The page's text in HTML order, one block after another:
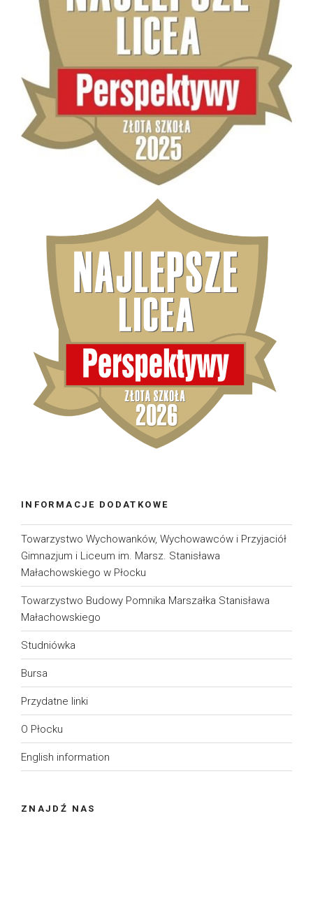
INFORMACJE DODATKOWE
Towarzystwo Wychowanków, Wychowawców i Przyjaciół
Gimnazjum i Liceum im. Marsz. Stanisława
Małachowskiego w Płocku
Towarzystwo Budowy Pomnika Marszałka Stanisława
Małachowskiego
Studniówka
Bursa
Przydatne linki
O Płocku
English information
ZNAJDŹ NAS